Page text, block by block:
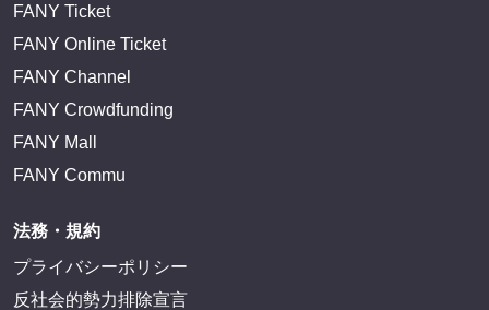
FANY Ticket
FANY Online Ticket
FANY Channel
FANY Crowdfunding
FANY Mall
FANY Commu
法務・規約
プライバシーポリシー
反社会的勢力排除宣言